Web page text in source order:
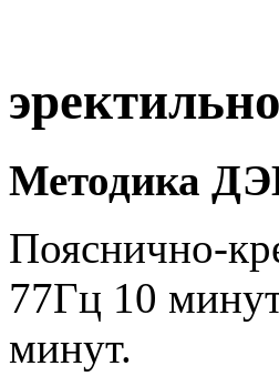
Методика
Пояснично-
77Гц 10
минут.